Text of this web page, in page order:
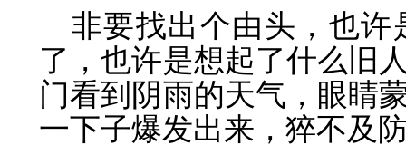
非要找出个由头，也
了，也许是想起了什么旧
门看到阴雨的天气，眼睛
一下子爆发出来，猝不及